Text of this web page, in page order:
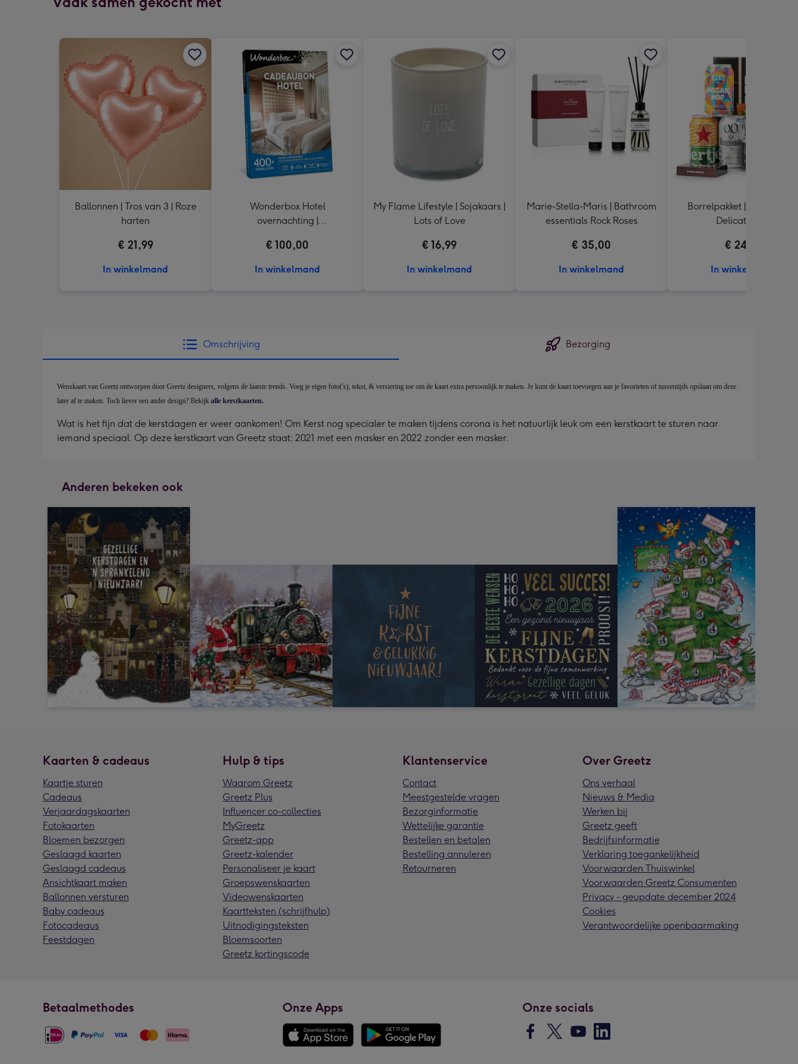
Ballonnen | Tros van 3 | Roze
harten
€ 21,99
In winkelmand
Wonderbox Hotel
overnachting |
€ 100,00
In winkelmand
My Flame Lifestyle | Sojakaars |
Lots of Love
€ 16,99
In winkelmand
Marie-Stella-Maris | Bathroom
essentials Rock Roses
€ 35,00
In winkelmand
Borrelpakket | Bierbox
Delicatessen
€ 24,99
In winkelmand
Omschrijving Bezorging
Wenskaart van Greetz ontworpen door Greetz designers, volgens de laatste trends. Voeg je eigen foto('s), tekst, & versiering toe om de kaart extra persoonlijk te maken. Je kunt de kaart toevoegen aan je favorieten of tussentijds opslaan om deze
later af te maken. Toch liever een ander design? Bekijk alle kerstkaarten.
Wat is het fijn dat de kerstdagen er weer aankomen! Om Kerst nog specialer te maken tijdens corona is het natuurlijk leuk om een kerstkaart te sturen naar
iemand speciaal. Op deze kerstkaart van Greetz staat: 2021 met een masker en 2022 zonder een masker.
Anderen bekeken ook
Kaarten & cadeaus
Kaartje sturen
Cadeaus
Verjaardagskaarten
Fotokaarten
Bloemen bezorgen
Geslaagd kaarten
Geslaagd cadeaus
Ansichtkaart maken
Ballonnen versturen
Baby cadeaus
Fotocadeaus
Feestdagen
Hulp & tips
Waarom Greetz
Greetz Plus
Influencer co-collecties
MyGreetz
Greetz-app
Greetz-kalender
Personaliseer je kaart
Groepswenskaarten
Videowenskaarten
Kaartteksten (schrijfhulp)
Uitnodigingsteksten
Bloemsoorten
Greetz kortingscode
Klantenservice
Contact
Meestgestelde vragen
Bezorginformatie
Wettelijke garantie
Bestellen en betalen
Bestelling annuleren
Retourneren
Over Greetz
Ons verhaal
Nieuws & Media
Werken bij
Greetz geeft
Bedrijfsinformatie
Verklaring toegankelijkheid
Voorwaarden Thuiswinkel
Voorwaarden Greetz Consumenten
Privacy - geupdate december 2024
Cookies
Verantwoordelijke openbaarmaking
Betaalmethodes Onze Apps Onze socials